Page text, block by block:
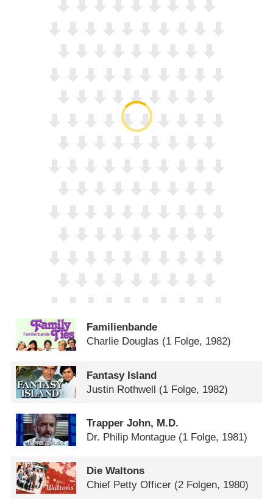
Familienbande
Charlie Douglas (1 Folge, 1982)
Fantasy Island
Justin Rothwell (1 Folge, 1982)
Trapper John, M.D.
Dr. Philip Montague (1 Folge, 1981)
Die Waltons
Chief Petty Officer (2 Folgen, 1980)